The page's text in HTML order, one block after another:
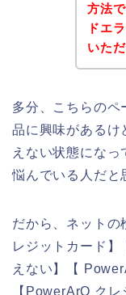
方法
ドエ
いた
多分、こちらの
品に興味があるけ
えない状態になっ
悩んでいる人だと
だから、ネットの
レジットカード
えない】【
【PowerArQ ク